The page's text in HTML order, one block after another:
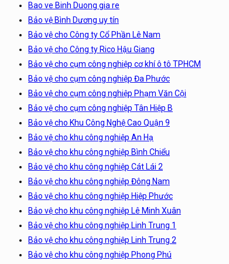
Bao ve Binh Duong gia re
Bảo vệ Bình Dương uy tín
Bảo vệ cho Công ty Cổ Phần Lê Nam
Bảo vệ cho Công ty Rico Hậu Giang
Bảo vệ cho cụm công nghiệp cơ khí ô tô TPHCM
Bảo vệ cho cụm công nghiệp Đa Phước
Bảo vệ cho cụm công nghiệp Phạm Văn Cội
Bảo vệ cho cụm công nghiệp Tân Hiệp B
Bảo vệ cho Khu Công Nghệ Cao Quận 9
Bảo vệ cho khu công nghiệp An Hạ
Bảo vệ cho khu công nghiệp Bình Chiểu
Bảo vệ cho khu công nghiệp Cát Lái 2
Bảo vệ cho khu công nghiệp Đông Nam
Bảo vệ cho khu công nghiệp Hiệp Phước
Bảo vệ cho khu công nghiệp Lê Minh Xuân
Bảo vệ cho khu công nghiệp Linh Trung 1
Bảo vệ cho khu công nghiệp Linh Trung 2
Bảo vệ cho khu công nghiệp Phong Phú